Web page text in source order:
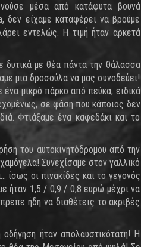
μέσα από κατάφυτα βουνά
δεν είχαμε καταφέρει να βρούμε
εντελώς. Η τιμή ήταν αρκετά
δυτικά με θέα πάντα την θάλασσα
μια δροσούλα να μας συνοδεύει!
μικρό πάρκο από πεύκα, ειδικά
σε φάση που κάποιος δεν
Φτιάξαμε ένα καφεδάκι και το
του αυτοκινητόδρομου από την
Συνεχίσαμε στον γαλλικό
ίσως οι πινακίδες και το γεγονός
ήταν 1,5 / 0,9 / 0,8 ευρώ μέχρι να
ήδη να διαθέτεις το ακριβές
ήταν απολαυστικότατη! Η